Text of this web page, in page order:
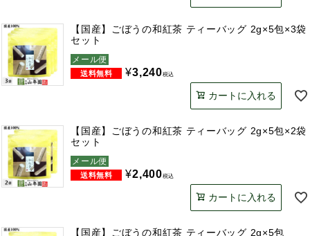
【国産】ごぼうの和紅茶 ティーバッグ 2g×5包×3袋
セット
メール便
¥3,240税込
カートに入れる
【国産】ごぼうの和紅茶 ティーバッグ 2g×5包×2袋
セット
メール便
¥2,400税込
カートに入れる
【国産】ごぼうの和紅茶 ティーバッグ 2g×5包